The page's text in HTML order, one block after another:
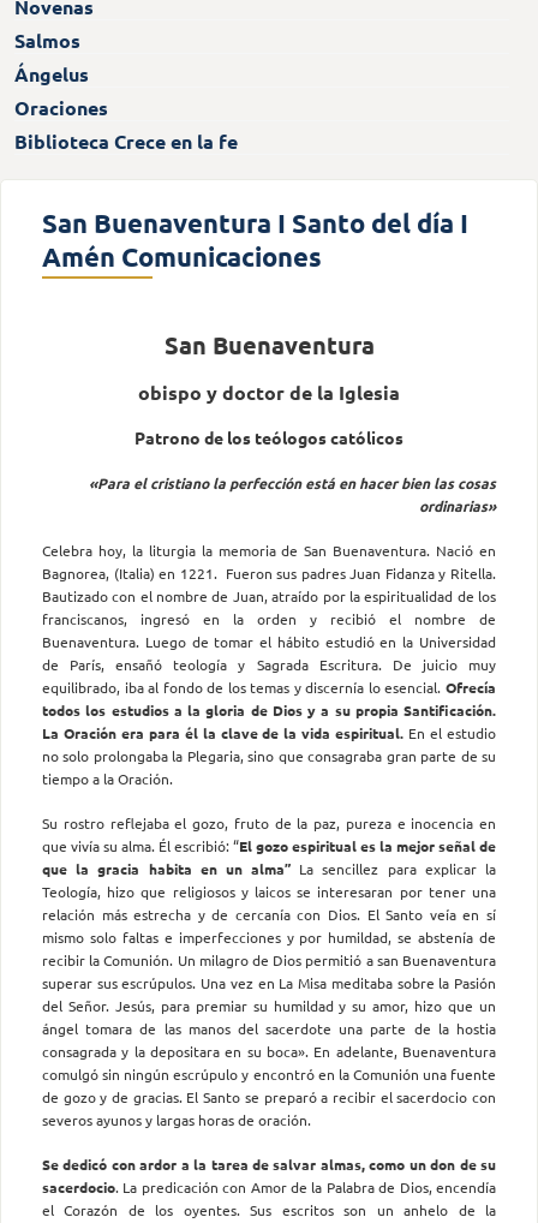
Novenas
Salmos
Ángelus
Oraciones
Biblioteca Crece en la fe
San Buenaventura I Santo del día I
Amén Comunicaciones
San Buenaventura
obispo y doctor de la Iglesia
Patrono de los teólogos católicos
«Para el cristiano la perfección está en hacer bien las cosas
ordinarias»
Celebra hoy, la liturgia la memoria de San Buenaventura. Nació en
Bagnorea, (Italia) en 1221. Fueron sus padres Juan Fidanza y Ritella.
Bautizado con el nombre de Juan, atraído por la espiritualidad de los
franciscanos, ingresó en la orden y recibió el nombre de
Buenaventura. Luego de tomar el hábito estudió en la Universidad
de París, ensañó teología y Sagrada Escritura. De juicio muy
equilibrado, iba al fondo de los temas y discernía lo esencial. Ofrecía
todos los estudios a la gloria de Dios y a su propia Santificación.
La Oración era para él la clave de la vida espiritual. En el estudio
no solo prolongaba la Plegaria, sino que consagraba gran parte de su
tiempo a la Oración.
Su rostro reflejaba el gozo, fruto de la paz, pureza e inocencia en
que vivía su alma. Él escribió: “El gozo espiritual es la mejor señal de
que la gracia habita en un alma” La sencillez para explicar la
Teología, hizo que religiosos y laicos se interesaran por tener una
relación más estrecha y de cercanía con Dios. El Santo veía en sí
mismo solo faltas e imperfecciones y por humildad, se abstenía de
recibir la Comunión. Un milagro de Dios permitió a san Buenaventura
superar sus escrúpulos. Una vez en La Misa meditaba sobre la Pasión
del Señor. Jesús, para premiar su humildad y su amor, hizo que un
ángel tomara de las manos del sacerdote una parte de la hostia
consagrada y la depositara en su boca». En adelante, Buenaventura
comulgó sin ningún escrúpulo y encontró en la Comunión una fuente
de gozo y de gracias. El Santo se preparó a recibir el sacerdocio con
severos ayunos y largas horas de oración.
Se dedicó con ardor a la tarea de salvar almas, como un don de su
sacerdocio. La predicación con Amor de la Palabra de Dios, encendía
el Corazón de los oyentes. Sus escritos son un anhelo de la